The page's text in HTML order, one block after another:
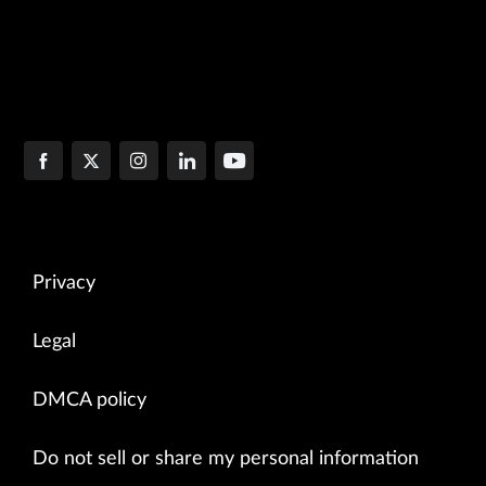
Privacy
Legal
DMCA policy
Do not sell or share my personal information